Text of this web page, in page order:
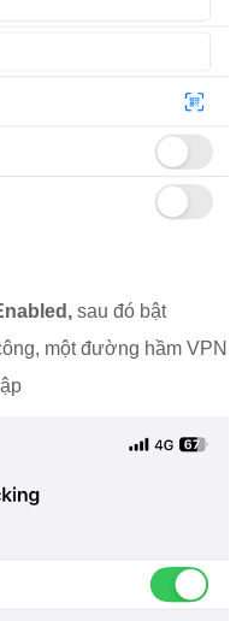
sau đó bật
một đường hầm VPN